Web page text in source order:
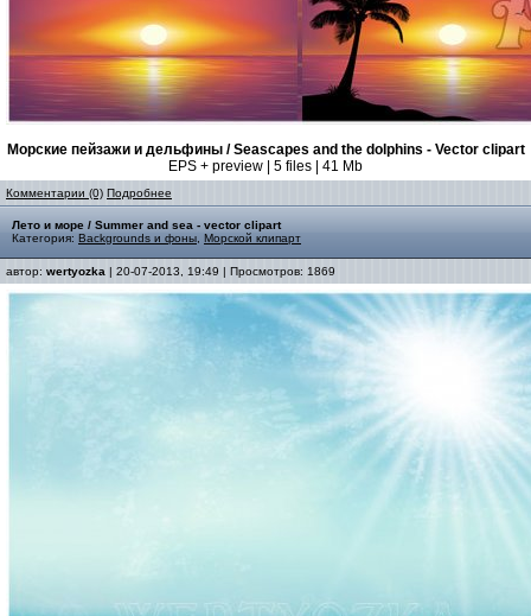
Морские пейзажи и дельфины / Seascapes and the dolphins - Vector clipart
EPS + preview | 5 files | 41 Mb
Комментарии (0) Подробнее
Лето и море / Summer and sea - vector clipart
Категория: Backgrounds и фоны Морской клипарт
автор: wertyozka | 20-07-2013, 19:49 | Просмотров: 1869